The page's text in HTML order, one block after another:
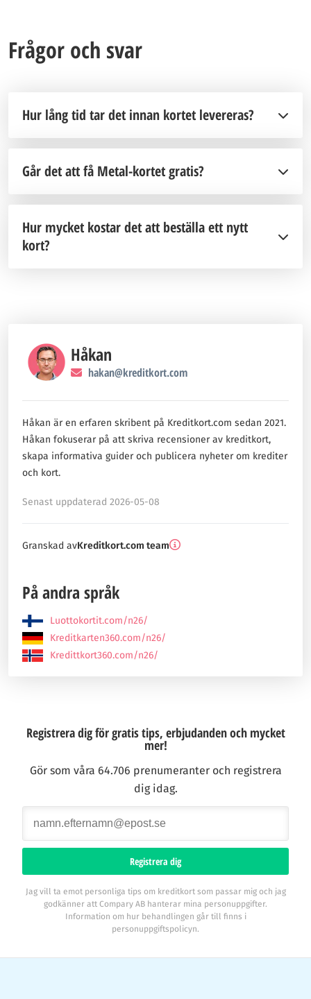
Frågor och svar
Hur lång tid tar det innan kortet levereras?
Går det att få Metal-kortet gratis?
Hur mycket kostar det att beställa ett nytt
kort?
Håkan
hakan@kreditkort.com
Håkan är en erfaren skribent på Kreditkort.com sedan 2021.
Håkan fokuserar på att skriva recensioner av kreditkort,
skapa informativa guider och publicera nyheter om krediter
och kort.
Senast uppdaterad 2026-05-08
Granskad avKreditkort.com team
På andra språk
Luottokortit.com/n26/
Kreditkarten360.com/n26/
Kredittkort360.com/n26/
Registrera dig för gratis tips, erbjudanden och mycket
mer!
Gör som våra 64.706 prenumeranter och registrera
dig idag.
Registrera dig
Jag vill ta emot personliga tips om kreditkort som passar mig och jag
godkänner att Compary AB hanterar mina personuppgifter.
Information om hur behandlingen går till finns i
personuppgiftspolicyn.